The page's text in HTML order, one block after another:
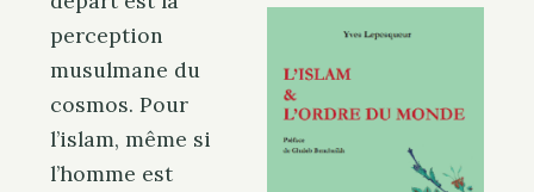
perception
musulmane du
cosmos. Pour
l’islam, même si
l’homme est